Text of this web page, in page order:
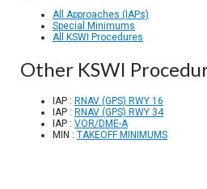
All Approaches (IAPs)
Special Minimums
All KSWI Procedures
Other KSWI
IAP : RNAV (GPS) RWY 16
IAP : RNAV (GPS) RWY 34
IAP : VOR/DME-A
MIN : TAKEOFF MINIMUMS